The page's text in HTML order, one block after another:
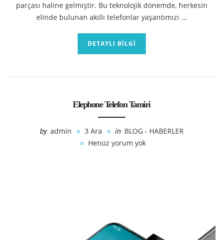
parçası haline gelmiştir. Bu teknolojik dönemde, herkesin
elinde bulunan akıllı telefonlar yaşantımızı ...
DETAYLI BILGI
Elephone Telefon Tamiri
by admin 3 Ara in BLOG - HABERLER
Henüz yorum yok